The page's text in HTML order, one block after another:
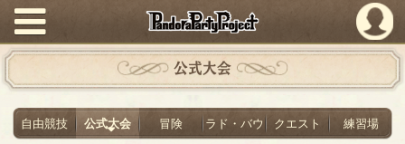
PandoraPartyProject
公式大会
自由競技 公式大会 冒険 ラド・バウ クエスト 練習場